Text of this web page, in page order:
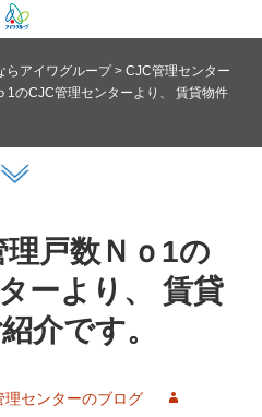
らアイワグループ>CJC管理センター
1のCJC管理センターより、 賃貸物件
戸数Ｎｏ1の
ーより、 賃貸
介です。
理センターのブログ